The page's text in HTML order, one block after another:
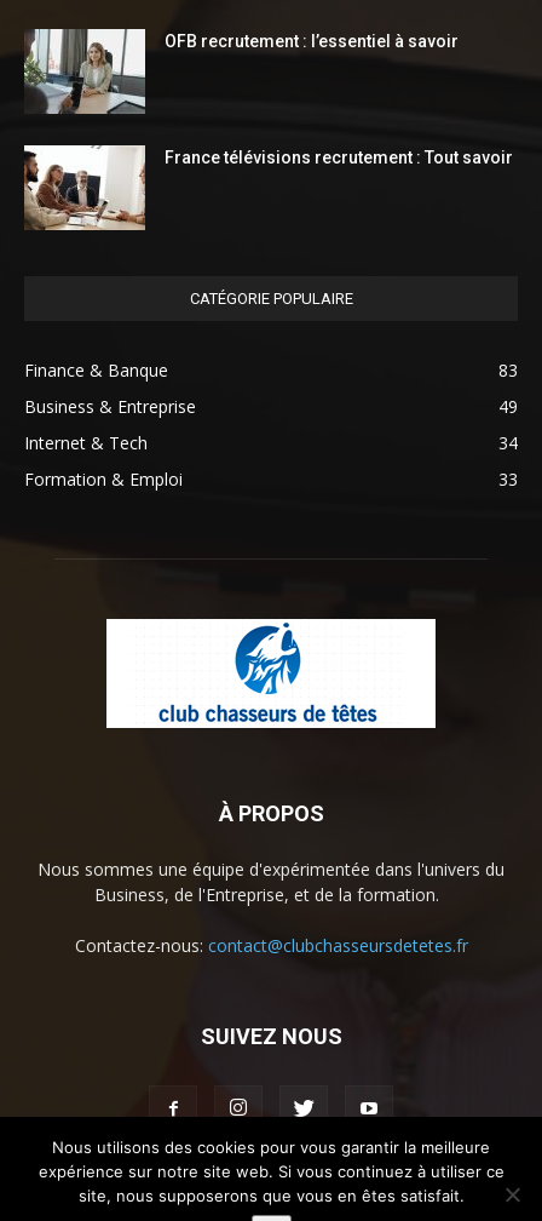
OFB recrutement : l’essentiel à savoir
France télévisions recrutement : Tout savoir
CATÉGORIE POPULAIRE
Finance & Banque
83
Business & Entreprise
49
Internet & Tech
34
Formation & Emploi
33
À PROPOS
Nous sommes une équipe d'expérimentée dans l'univers du
Business, de l'Entreprise, et de la formation.
Contactez-nous: contact@clubchasseursdetetes.fr
SUIVEZ NOUS
Accueil La societe Contact Mentions légales
Nous utilisons des cookies pour vous garantir la meilleure
expérience sur notre site web. Si vous continuez à utiliser ce
site, nous supposerons que vous en êtes satisfait.